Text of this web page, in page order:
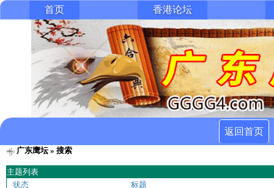
首页 香港论坛
返回首页
广东鹰坛» 搜索
主题列表
状态
标题